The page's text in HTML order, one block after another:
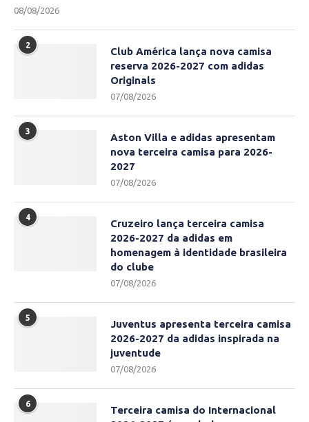
08/08/2026
2
Club América lança nova camisa
reserva 2026-2027 com adidas
Originals
07/08/2026
3
Aston Villa e adidas apresentam
nova terceira camisa para 2026-
2027
07/08/2026
4
Cruzeiro lança terceira camisa
2026-2027 da adidas em
homenagem à identidade brasileira
do clube
07/08/2026
5
Juventus apresenta terceira camisa
2026-2027 da adidas inspirada na
juventude
07/08/2026
6
Terceira camisa do Internacional